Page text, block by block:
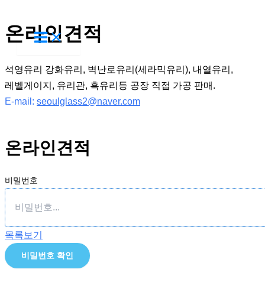
텐
츠
건
너
뛰
온라인견적
석영유리 강화유리, 벽난로유리(세라믹유리), 내열유리,
레벨게이지, 유리관, 흑유리등 공장 직접 가공 판매.
E-mail: seoulglass2@naver.com
온라인견적
비밀번호
목록보기
비밀번호 확인